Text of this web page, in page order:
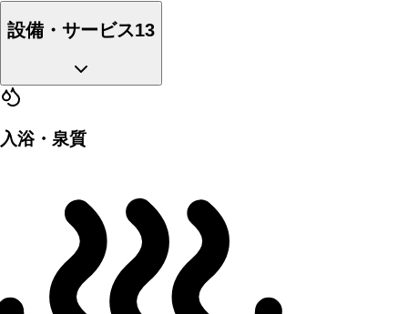
設備・サービス13
入浴・泉質